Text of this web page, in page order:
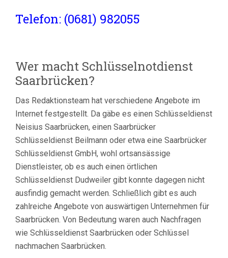
Telefon: (0681) 982055
Wer macht Schlüsselnotdienst
Saarbrücken?
Das Redaktionsteam hat verschiedene Angebote im
Internet festgestellt. Da gäbe es einen Schlüsseldienst
Neisius Saarbrücken, einen Saarbrücker
Schlüsseldienst Beilmann oder etwa eine Saarbrücker
Schlüsseldienst GmbH, wohl ortsansässige
Dienstleister, ob es auch einen örtlichen
Schlüsseldienst Dudweiler gibt konnte dagegen nicht
ausfindig gemacht werden. Schließlich gibt es auch
zahlreiche Angebote von auswärtigen Unternehmen für
Saarbrücken. Von Bedeutung waren auch Nachfragen
wie Schlüsseldienst Saarbrücken oder Schlüssel
nachmachen Saarbrücken.